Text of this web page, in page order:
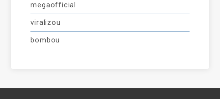
megaofficial
viralizou
bombou